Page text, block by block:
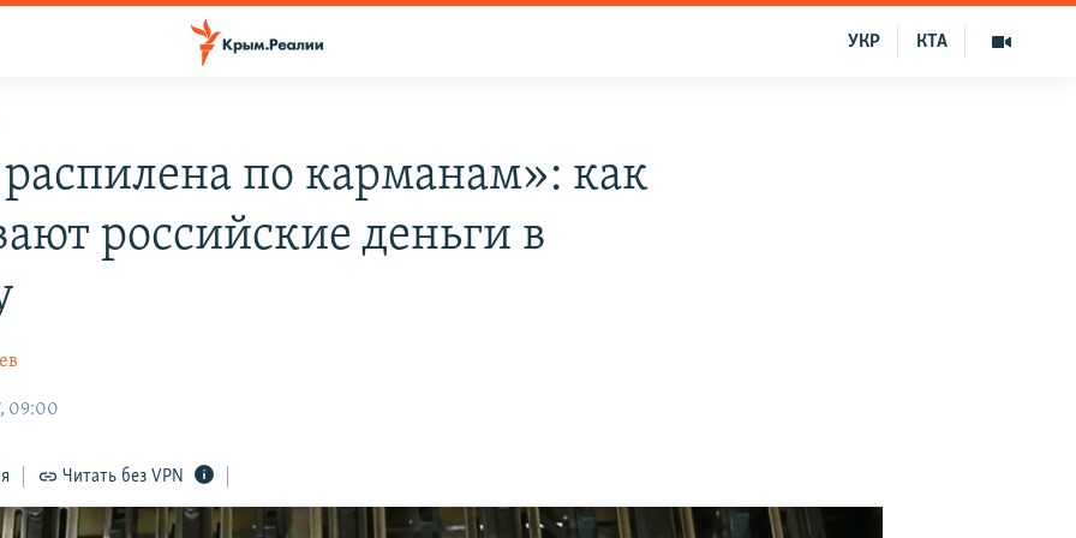
КТА
УКР
по карманам»: как
российские деньги в
09:00
Читать без VPN